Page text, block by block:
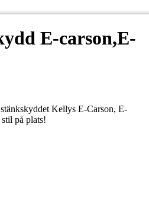
E-carson,E-
Kellys E-Carson, E-
på plats!